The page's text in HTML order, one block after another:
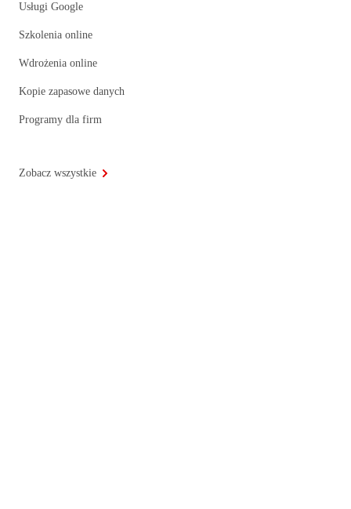
Usługi Google
Szkolenia online
Wdrożenia online
Kopie zapasowe danych
Programy dla firm
Zobacz wszystkie